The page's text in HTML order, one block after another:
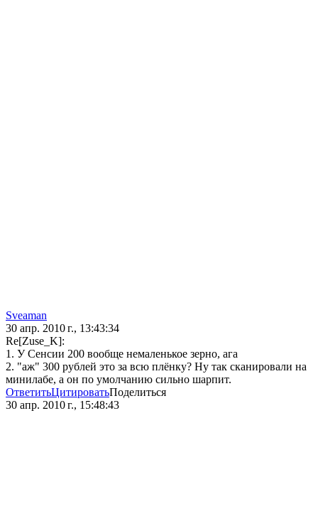
Sveaman
30 апр. 2010 г., 13:43:34
Re[Zuse_K]:
1. У Сенсии 200 вообще немаленькое зерно, ага
2. "аж" 300 рублей это за всю плёнку? Ну так сканировали на
минилабе, а он по умолчанию сильно шарпит.
ОтветитьЦитироватьПоделиться
30 апр. 2010 г., 15:48:43